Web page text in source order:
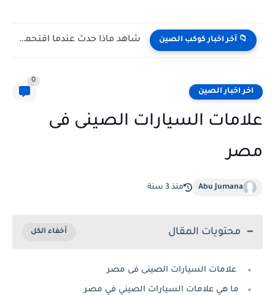
📁 آخر اخبار كوكب الصين شاهد كيف يتغلب النمس على الكوبرا في مواجهة تعتمد على...
اخر اخبار الصين
0
علامات السيارات الصينى فى
مصر
Abu Jumana منذ 3 سنة
محتويات المقال
علامات السيارات الصينى فى مصر
ما هي علامات السيارات الصيني في مصر